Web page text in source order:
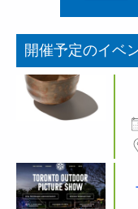
開催予定のイベ